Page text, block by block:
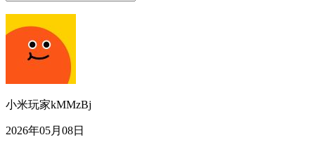
小米玩家kMMzBj
2026年05月08日